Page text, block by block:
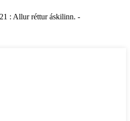
: Allur réttur áskilinn. -